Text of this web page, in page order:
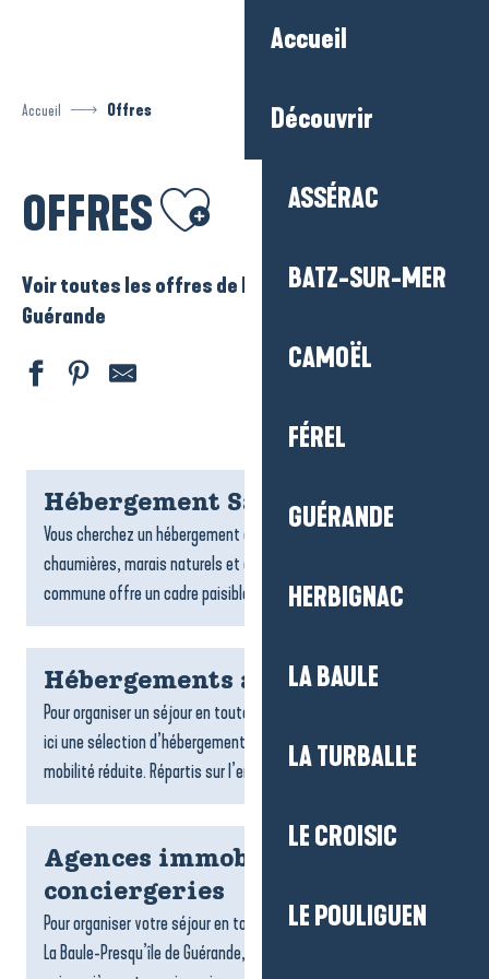
Accueil
Découvrir
ASSÉRAC
BATZ-SUR-MER
CAMOËL
FÉREL
GUÉRANDE
HERBIGNAC
LA BAULE
LA TURBALLE
LE CROISIC
LE POULIGUEN
Accueil Offres
OFFRES Ajouter aux favoris
Voir toutes les offres de La Baule – Presqu’ile de
Guérande
Hébergement Saint-Lyphard
Vous cherchez un hébergement à Saint-Lyphard ? Entre
chaumières, marais naturels et ambiance briéronne, la
commune offre un cadre paisible pour un séjour ressourçant....
Hébergements accessibles
Pour organiser un séjour en toute tranquillité, on vous propose
ici une sélection d’hébergements accessibles aux personnes à
mobilité réduite. Répartis sur l’ensemble du...
Agences immobilières et
conciergeries
Pour organiser votre séjour en toute sérénité sur la destination
La Baule-Presqu’île de Guérande, les agences de locations